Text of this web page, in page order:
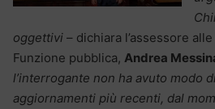
oggettivi – dichiara l’assessore
Funzione pubblica, Andrea
l’interrogante non ha avuto modo
aggiornamenti più recenti, dal